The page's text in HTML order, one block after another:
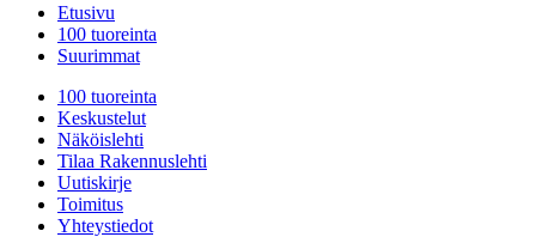
Etusivu
100 tuoreinta
Suurimmat
100 tuoreinta
Keskustelut
Näköislehti
Tilaa Rakennuslehti
Uutiskirje
Toimitus
Yhteystiedot